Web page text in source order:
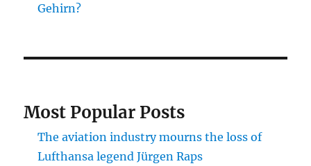
Gehirn?
Most Popular Posts
The aviation industry mourns the loss of
Lufthansa legend Jürgen Raps